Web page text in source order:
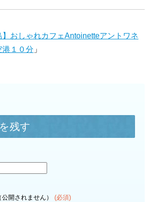
】おしゃれカフェAntoinetteアントワネ
港１０分 」
残す
開されません） (必須)